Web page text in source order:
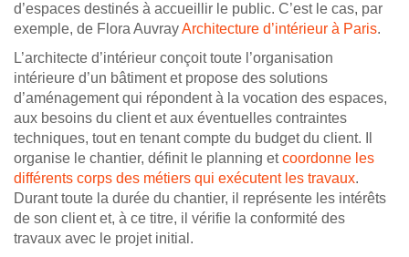
d’espaces destinés à accueillir le public. C’est le cas, par
exemple, de Flora AuvrayArchitecture d’intérieur à Paris.
L’architecte d’intérieur conçoit toute l’organisation
intérieure d’un bâtiment et propose des solutions
d’aménagement qui répondent à la vocation des espaces,
aux besoins du client et aux éventuelles contraintes
techniques, tout en tenant compte du budget du client. Il
organise le chantier, définit le planning etcoordonne les
différents corps des métiers qui exécutent les travaux.
Durant toute la durée du chantier, il représente les intérêts
de son client et, à ce titre, il vérifie la conformité des
travaux avec le projet initial.